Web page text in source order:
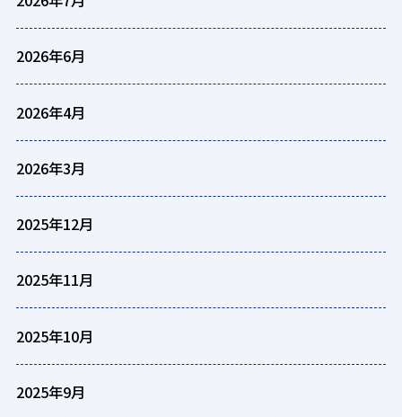
2026年6月
2026年4月
2026年3月
2025年12月
2025年11月
2025年10月
2025年9月